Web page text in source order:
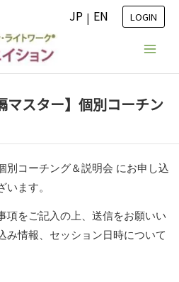
JP | EN LOGIN
スター】個別コーチン
別コーチング＆説明会 にお申し込
ます。
項をご記入の上、送信をお願いい
み情報、セッション日時について